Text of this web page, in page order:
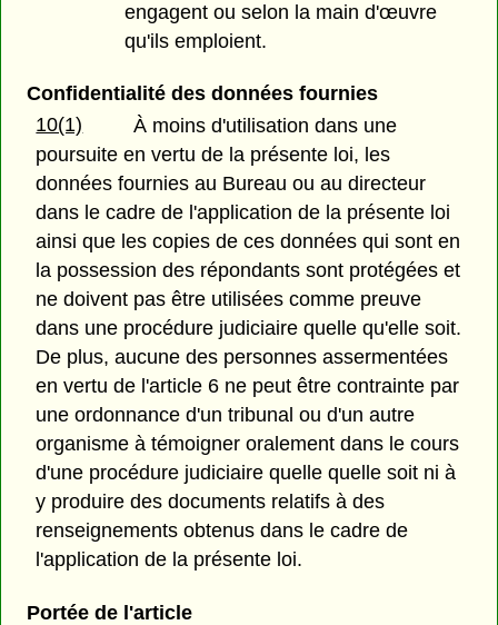
engagent ou selon la main d'œuvre
qu'ils emploient.
Confidentialité des données fournies
10(1)
À moins d'utilisation dans une
poursuite en vertu de la présente loi, les
données fournies au Bureau ou au directeur
dans le cadre de l'application de la présente loi
ainsi que les copies de ces données qui sont en
la possession des répondants sont protégées et
ne doivent pas être utilisées comme preuve
dans une procédure judiciaire quelle qu'elle soit.
De plus, aucune des personnes assermentées
en vertu de l'article 6 ne peut être contrainte par
une ordonnance d'un tribunal ou d'un autre
organisme à témoigner oralement dans le cours
d'une procédure judiciaire quelle quelle soit ni à
y produire des documents relatifs à des
renseignements obtenus dans le cadre de
l'application de la présente loi.
Portée de l'article